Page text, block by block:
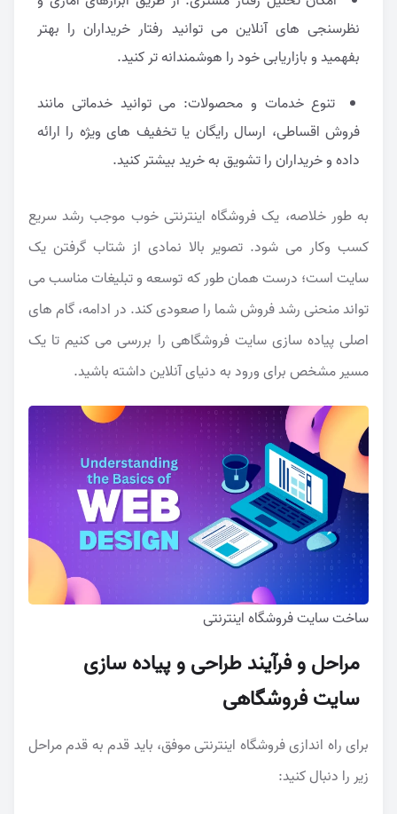
نظرسنجی های آنلاین می توانید رفتار خریداران را بهتر
بفهمید و بازاریابی خود را هوشمندانه تر کنید.
تنوع خدمات و محصولات: می توانید خدماتی مانند
فروش اقساطی، ارسال رایگان یا تخفیف های ویژه را ارائه
داده و خریداران را تشویق به خرید بیشتر کنید.
به طور خلاصه، یک فروشگاه اینترنتی خوب موجب رشد سریع
کسب وکار می شود. تصویر بالا نمادی از شتاب گرفتن یک
سایت است؛ درست همان طور که توسعه و تبلیغات مناسب می
تواند منحنی رشد فروش شما را صعودی کند. در ادامه، گام های
اصلی پیاده سازی سایت فروشگاهی را بررسی می کنیم تا یک
مسیر مشخص برای ورود به دنیای آنلاین داشته باشید.
ساخت سایت فروشگاه اینترنتی
مراحل و فرآیند طراحی و پیاده سازی
سایت فروشگاهی
برای راه اندازی فروشگاه اینترنتی موفق، باید قدم به قدم مراحل
زیر را دنبال کنید: